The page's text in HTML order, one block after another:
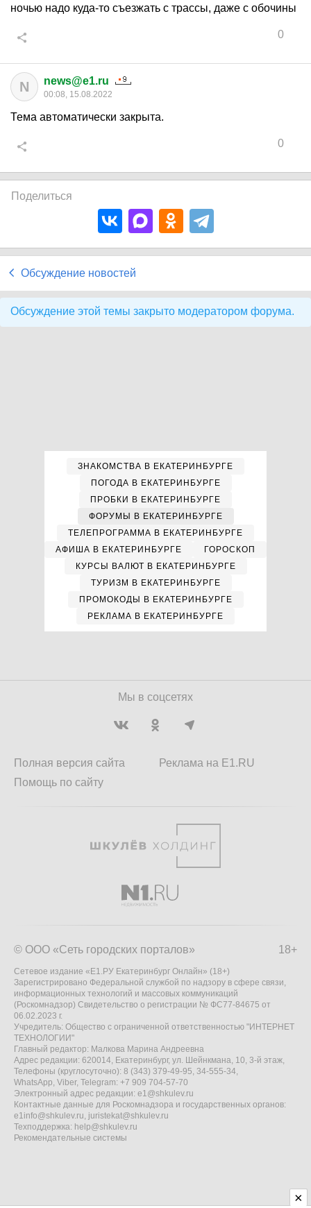
ночью надо куда-то съезжать с трассы, даже с обочины
0
N news@e1.ru
00:08, 15.08.2022
Тема автоматически закрыта.
0
Поделиться
Обсуждение новостей
Обсуждение этой темы закрыто модератором форума.
ЗНАКОМСТВА В ЕКАТЕРИНБУРГЕ
ПОГОДА В ЕКАТЕРИНБУРГЕ
ПРОБКИ В ЕКАТЕРИНБУРГЕ
ФОРУМЫ В ЕКАТЕРИНБУРГЕ
ТЕЛЕПРОГРАММА В ЕКАТЕРИНБУРГЕ
АФИША В ЕКАТЕРИНБУРГЕ
ГОРОСКОП
КУРСЫ ВАЛЮТ В ЕКАТЕРИНБУРГЕ
ТУРИЗМ В ЕКАТЕРИНБУРГЕ
ПРОМОКОДЫ В ЕКАТЕРИНБУРГЕ
РЕКЛАМА В ЕКАТЕРИНБУРГЕ
Мы в соцсетях
Полная версия сайта
Помощь по сайту
Реклама на E1.RU
18+
© ООО «Сеть городских порталов»
Сетевое издание «Е1.РУ Екатеринбург Онлайн» (18+)
Зарегистрировано Федеральной службой по надзору в сфере связи,
информационных технологий и массовых коммуникаций
(Роскомнадзор) Свидетельство о регистрации № ФС77-84675 от
06.02.2023 г.
Учредитель: Общество с ограниченной ответственностью "ИНТЕРНЕТ
ТЕХНОЛОГИИ"
Главный редактор: Малкова Марина Андреевна
Адрес редакции: 620014, Екатеринбург, ул. Шейнкмана, 10, 3-й этаж,
Телефоны (круглосуточно): 8 (343) 379-49-95, 34-555-34,
WhatsApp, Viber, Telegram: +7 909 704-57-70
Электронный адрес редакции: e1@shkulev.ru
Контактные данные для Роскомнадзора и государственных органов:
e1info@shkulev.ru, juristekat@shkulev.ru
Техподдержка: help@shkulev.ru
Рекомендательные системы